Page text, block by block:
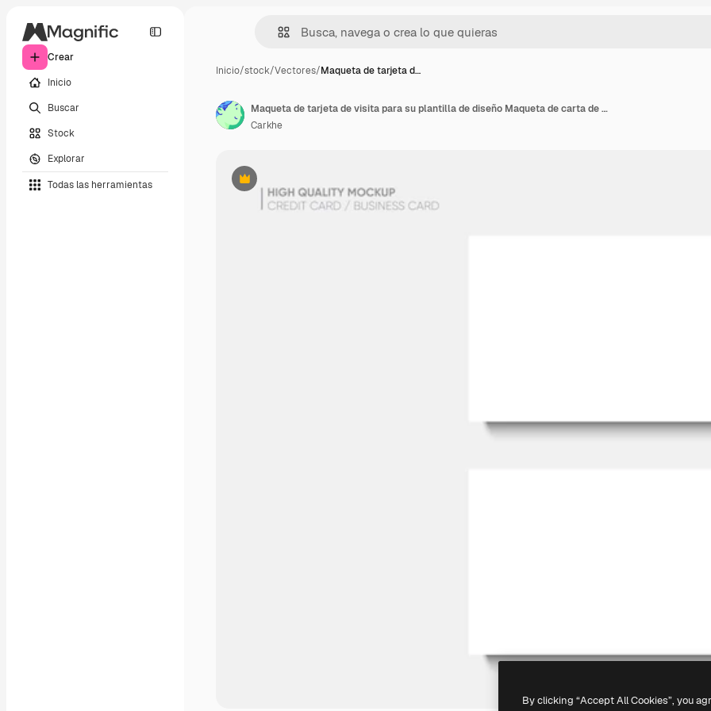
Crear
Inicio
Buscar
Stock
Explorar
Todas las herramientas
Inicio/stock/Vectores/Maqueta de tarjeta d…
Premium
Maqueta de tarjeta de visita para su plantilla de diseño Maqueta de carta de crédito en blanco en blanco
Carkhe
By clicking “Accept All Cookies”, you